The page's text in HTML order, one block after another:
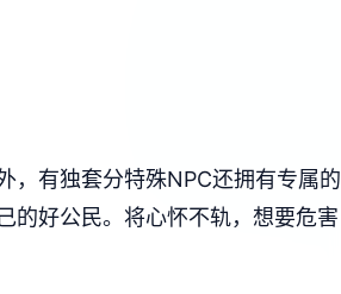
，有独套分特殊NPC还拥有专属的
的好公民。将心怀不轨，想要危害